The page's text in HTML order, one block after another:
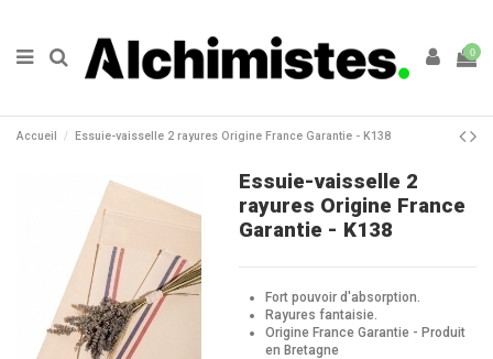
0
Accueil Essuie-vaisselle 2 rayures Origine France Garantie - K138
Essuie-vaisselle 2
rayures Origine France
Garantie - K138
Fort pouvoir d'absorption.
Rayures fantaisie.
Origine France Garantie - Produit
en Bretagne